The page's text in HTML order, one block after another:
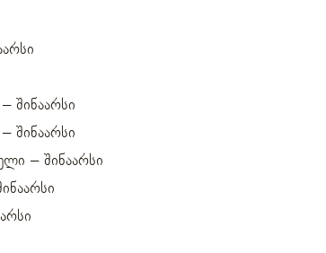
შინაარსი
შინაარსი
– შინაარსი